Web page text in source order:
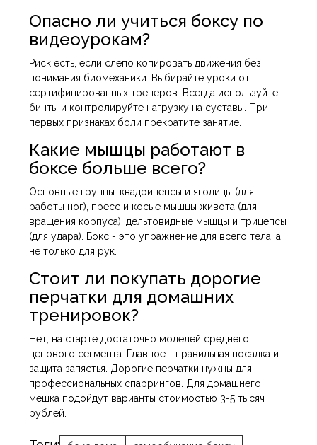
Опасно ли учиться боксу по
видеоурокам?
Риск есть, если слепо копировать движения без
понимания биомеханики. Выбирайте уроки от
сертифицированных тренеров. Всегда используйте
бинты и контролируйте нагрузку на суставы. При
первых признаках боли прекратите занятие.
Какие мышцы работают в
боксе больше всего?
Основные группы: квадрицепсы и ягодицы (для
работы ног), пресс и косые мышцы живота (для
вращения корпуса), дельтовидные мышцы и трицепсы
(для удара). Бокс - это упражнение для всего тела, а
не только для рук.
Стоит ли покупать дорогие
перчатки для домашних
тренировок?
Нет, на старте достаточно моделей среднего
ценового сегмента. Главное - правильная посадка и
защита запястья. Дорогие перчатки нужны для
профессиональных спаррингов. Для домашнего
мешка подойдут варианты стоимостью 3-5 тысяч
рублей.